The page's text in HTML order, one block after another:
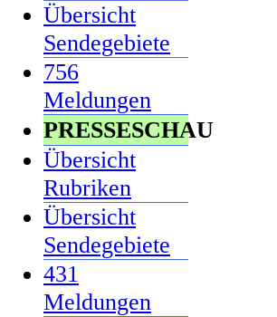
Übersicht
Sendegebiete
756
Meldungen
PRESSESCHAU
Übersicht
Rubriken
Übersicht
Sendegebiete
431
Meldungen